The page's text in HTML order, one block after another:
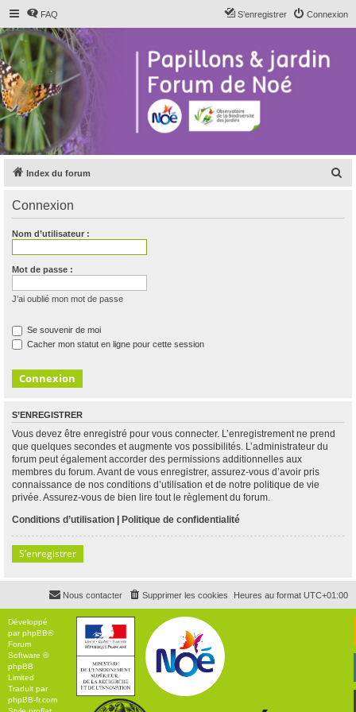
FAQ Connexion
S’enregistrer
Index du forum
Connexion
Nom d’utilisateur :
Mot de passe :
J’ai oublié mon mot de passe
Se souvenir de moi
Cacher mon statut en ligne pour cette session
S’ENREGISTRER
Vous devez être enregistré pour vous connecter. L’enregistrement ne prend
que quelques secondes et augmente vos possibilités. L’administrateur du
forum peut également accorder des permissions additionnelles aux
membres du forum. Avant de vous enregistrer, assurez-vous d’avoir pris
connaissance de nos conditions d’utilisation et de notre politique de vie
privée. Assurez-vous de bien lire tout le règlement du forum.
Conditions d’utilisation | Politique de confidentialité
S’enregistrer
Heures au format UTC+01:00
Supprimer les cookies
Nous contacter
Développé
parphpBB®
Forum
Software ©
phpBB
Limited
Traduit par
phpBB-fr.com